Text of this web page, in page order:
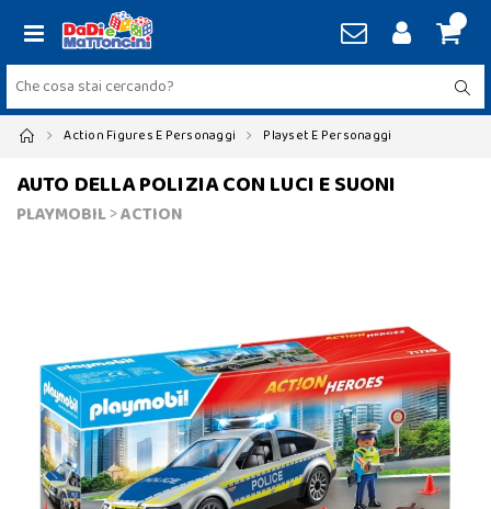
Action Figures E Personaggi Playset E Personaggi
AUTO DELLA POLIZIA CON LUCI E SUONI
PLAYMOBIL>ACTION